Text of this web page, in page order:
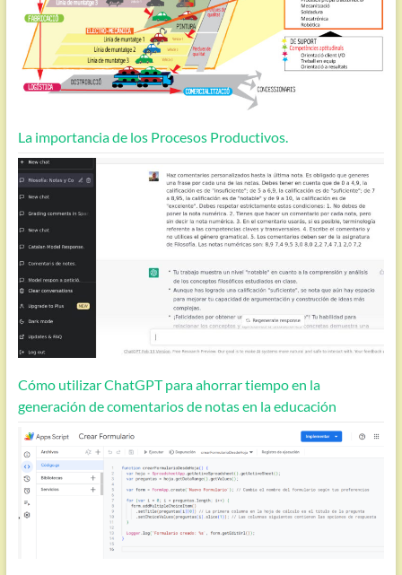
La importancia de los Procesos Productivos.
Cómo utilizar ChatGPT para ahorrar tiempo en la
generación de comentarios de notas en la educación